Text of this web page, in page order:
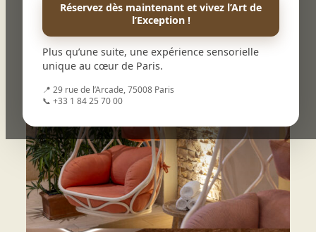
Réservez dès maintenant et vivez l’Art de
l’Exception !
Plus qu’une suite, une expérience sensorielle
unique au cœur de Paris.
📍 29 rue de l’Arcade, 75008 Paris
📞 +33 1 84 25 70 00